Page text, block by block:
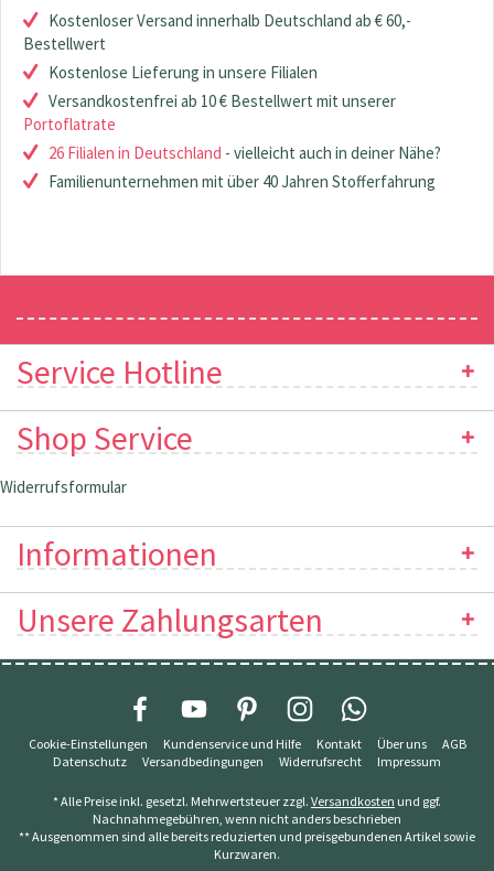
Kostenloser Versand innerhalb Deutschland ab € 60,-
Bestellwert
Kostenlose Lieferung in unsere Filialen
Versandkostenfrei ab 10 € Bestellwert mit unserer
Portoflatrate
26 Filialen in Deutschland - vielleicht auch in deiner Nähe?
Familienunternehmen mit über 40 Jahren Stofferfahrung
Service Hotline
Shop Service
Widerrufsformular
Informationen
Unsere Zahlungsarten
Cookie-Einstellungen Kundenservice und Hilfe Kontakt Über uns
AGB
Datenschutz
Versandbedingungen Widerrufsrecht Impressum
* Alle Preise inkl. gesetzl. Mehrwertsteuer zzgl. Versandkosten und ggf.
Nachnahmegebühren, wenn nicht anders beschrieben
** Ausgenommen sind alle bereits reduzierten und preisgebundenen Artikel sowie
Kurzwaren.